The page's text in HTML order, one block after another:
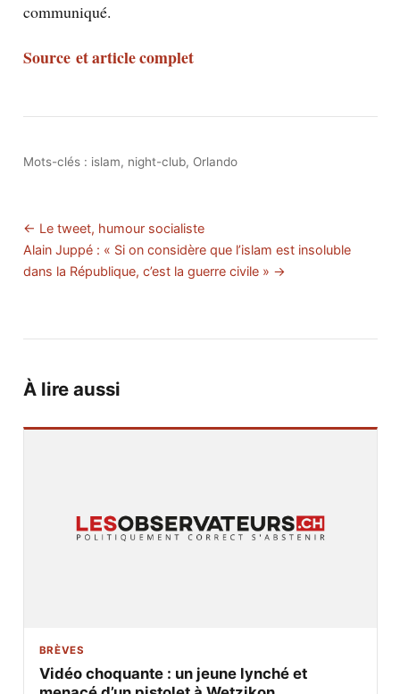
communiqué.
Source et article complet
Mots-clés : islam, night-club, Orlando
← Le tweet, humour socialiste
Alain Juppé : « Si on considère que l’islam est insoluble
dans la République, c’est la guerre civile » →
À lire aussi
BRÈVES
Vidéo choquante : un jeune lynché et